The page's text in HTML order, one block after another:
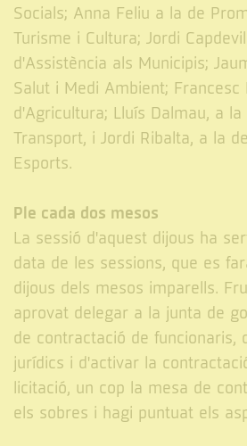
Socials; Anna Feliu a la de
Turisme i Cultura; Jordi
d'Assistència als Municipis;
Salut i Medi Ambient; Francesc
d'Agricultura; Lluís Dalmau, a
Transport, i Jordi Ribalta, a la
Esports.
Ple cada dos mesos
La sessió d'aquest dijous ha
data de les sessions, que es
dijous dels mesos imparells.
aprovat delegar a la junta de
de contractació de funcionaris,
jurídics i d'activar la
licitació, un cop la mesa de
els sobres i hagi puntuat els